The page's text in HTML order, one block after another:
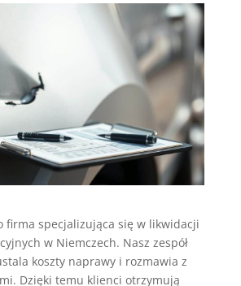
firma specjalizująca się w likwidacji
w Niemczech. Nasz zespół
koszty naprawy i rozmawia z
Dzięki temu klienci otrzymują